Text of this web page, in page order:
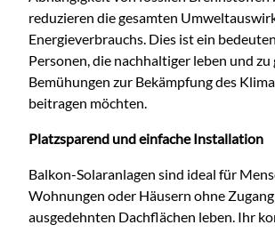
reduzieren die gesamten
Energieverbrauchs. Dies ist ein
Personen, die nachhaltiger leben und zu
Bemühungen zur Bekämpfung des
beitragen möchten.
Platzsparend und einfache Installation
Balkon-Solaranlagen sind ideal für
Wohnungen oder Häusern ohne Zugang
ausgedehnten Dachflächen leben. Ihr